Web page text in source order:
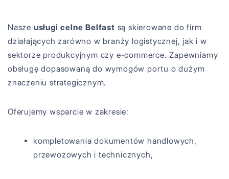
Nasze usługi celne Belfast są skierowane do firm
działających zarówno w branży logistycznej, jak i w
sektorze produkcyjnym czy e-commerce. Zapewniamy
obsługę dopasowaną do wymogów portu o dużym
znaczeniu strategicznym.
Oferujemy wsparcie w zakresie:
kompletowania dokumentów handlowych,
przewozowych i technicznych,